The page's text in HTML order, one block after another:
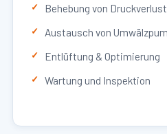
Behebung von Druckverlust
Austausch von
Entlüftung & Optimierung
Wartung und Inspektion